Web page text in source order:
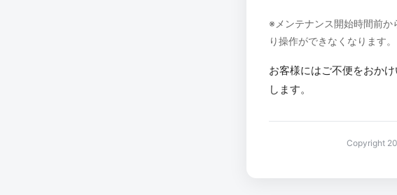
※メンテナンス開始時間前か
り操作ができなくなります。
お客様にはご不便をおか
します。
Copyright